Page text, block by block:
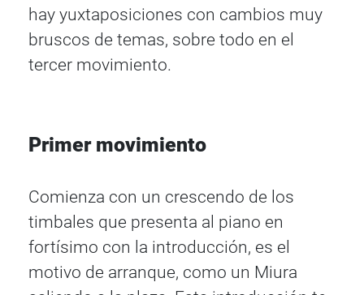
hay yuxtaposiciones con cambios muy
bruscos de temas, sobre todo en el
tercer movimiento.
Primer movimiento
Comienza con un crescendo de los
timbales que presenta al piano en
fortísimo con la introducción, es el
motivo de arranque, como un Miura